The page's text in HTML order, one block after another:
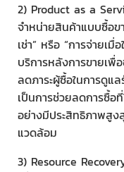
2) Product as a
จำหน่ายสินค้าแบบซื้อข
เช่า” หรือ “การจ่ายเ
บริการหลังการขายเพื่
ลดภาระผู้ซื้อในการดู
เป็นการช่วยลดการซื้อ
อย่างมีประสิทธิภาพสู
แวดล้อม
3) Resource